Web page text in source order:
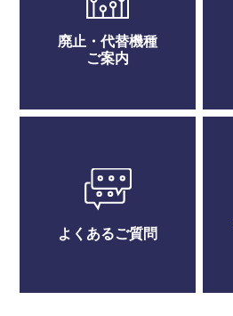
廃止・代替機種
ご案内
よくあるご質問